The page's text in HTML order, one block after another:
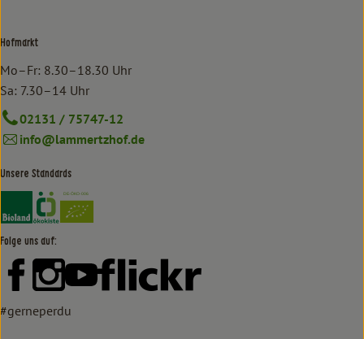
Hofmarkt
Mo–Fr: 8.30–18.30 Uhr
Sa: 7.30–14 Uhr
02131 / 75747-12
info@lammertzhof.de
Unsere Standards
Externer Link zu https://www.bioland.de/verbraucher
Externer Link zu https://www.oekokiste.de/
Folge uns auf:
Externer Link zu https://www.facebook.com/lammertzhof/
Externer Link zu https://www.instagram.com/
Externer Link zu https://www.youtube.com/
Externer Link zu https://
#gerneperdu